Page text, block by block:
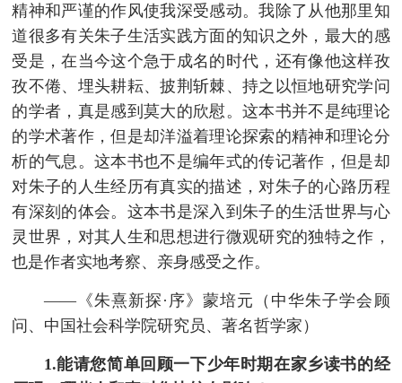
精神和严谨的作风使我深受感动。我除了从他那里知
道很多有关朱子生活实践方面的知识之外，最大的感
受是，在当今这个急于成名的时代，还有像他这样孜
孜不倦、埋头耕耘、披荆斩棘、持之以恒地研究学问
的学者，真是感到莫大的欣慰。这本书并不是纯理论
的学术著作，但是却洋溢着理论探索的精神和理论分
析的气息。这本书也不是编年式的传记著作，但是却
对朱子的人生经历有真实的描述，对朱子的心路历程
有深刻的体会。这本书是深入到朱子的生活世界与心
灵世界，对其人生和思想进行微观研究的独特之作，
也是作者实地考察、亲身感受之作。
——《朱熹新探·序》蒙培元（中华朱子学会顾
问、中国社会科学院研究员、著名哲学家）
1.能请您简单回顾一下少年时期在家乡读书的经